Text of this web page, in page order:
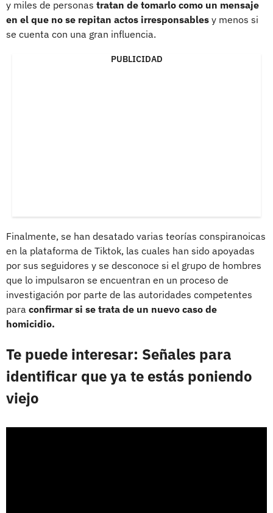
y miles de personas tratan de tomarlo como un mensaje
en el que no se repitan actos irresponsables y menos si
se cuenta con una gran influencia.
PUBLICIDAD
Finalmente, se han desatado varias teorías conspiranoicas
en la plataforma de Tiktok, las cuales han sido apoyadas
por sus seguidores y se desconoce si el grupo de hombres
que lo impulsaron se encuentran en un proceso de
investigación por parte de las autoridades competentes
para confirmar si se trata de un nuevo caso de
homicidio.
Te puede interesar: Señales para
identificar que ya te estás poniendo
viejo